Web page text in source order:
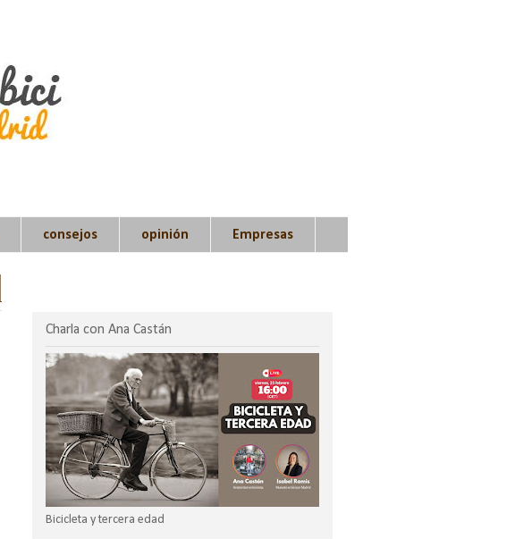
consejos opinión Empresas
Charla con Ana Castán
Bicicleta y tercera edad